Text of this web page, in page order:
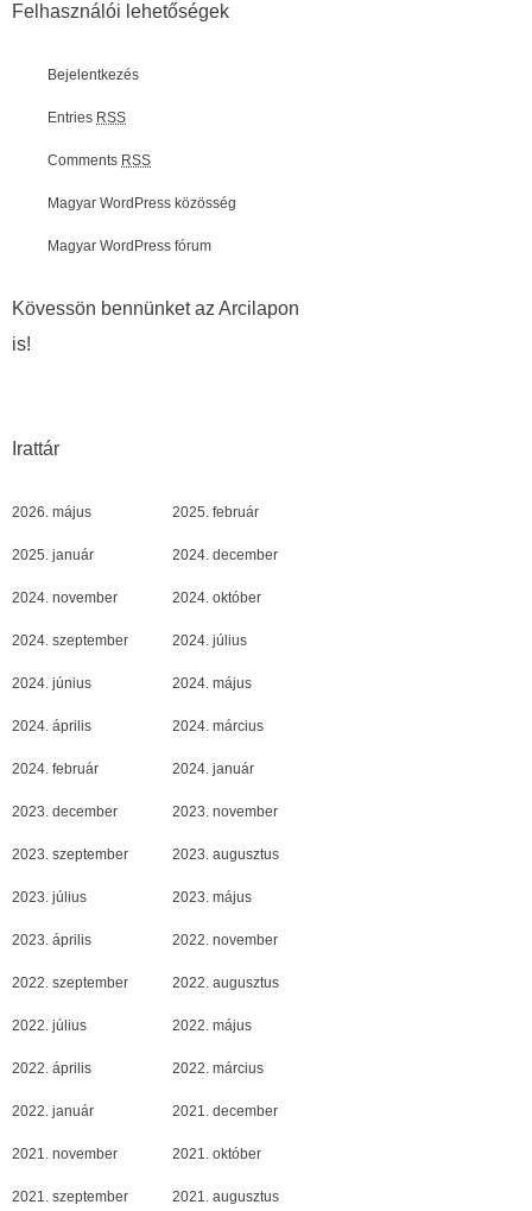
Felhasználói lehetőségek
Bejelentkezés
Entries RSS
Comments RSS
Magyar WordPress közösség
Magyar WordPress fórum
Kövessön bennünket az Arcilapon
is!
Irattár
2026. május 2025. február
2025. január 2024. december
2024. november 2024. október
2024. szeptember 2024. július
2024. június 2024. május
2024. április 2024. március
2024. február 2024. január
2023. december 2023. november
2023. szeptember 2023. augusztus
2023. július 2023. május
2023. április 2022. november
2022. szeptember 2022. augusztus
2022. július 2022. május
2022. április 2022. március
2022. január 2021. december
2021. november 2021. október
2021. szeptember 2021. augusztus